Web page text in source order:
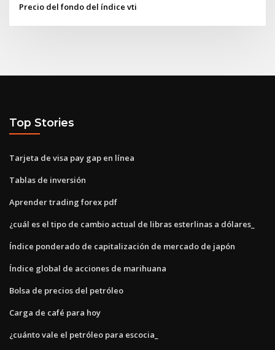
Precio del fondo del índice vti
Top Stories
Tarjeta de visa pay gap en línea
Tablas de inversión
Aprender trading forex pdf
¿cuál es el tipo de cambio actual de libras esterlinas a dólares_
Índice ponderado de capitalización de mercado de japón
Índice global de acciones de marihuana
Bolsa de precios del petróleo
Carga de café para hoy
¿cuánto vale el petróleo para escocia_